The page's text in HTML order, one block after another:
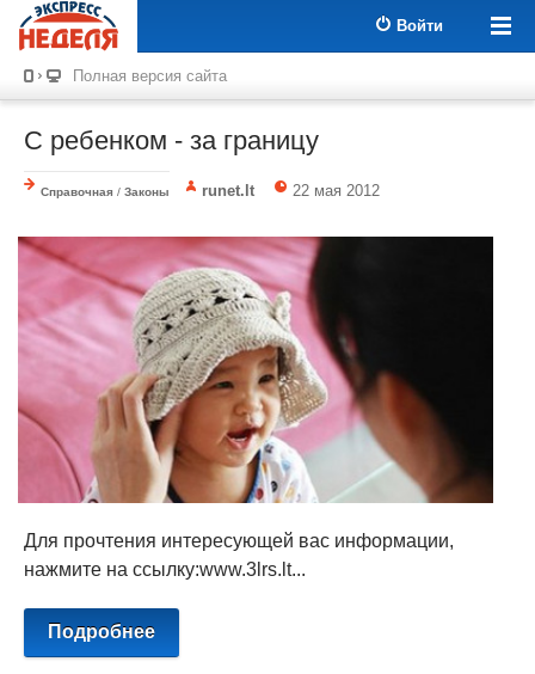
Войти
Полная версия сайта
С ребенком - за границу
Справочная / Законы runet.lt 22 мая 2012
Для прочтения интересующей вас информации,
нажмите на ссылку:www.3lrs.lt...
Подробнее